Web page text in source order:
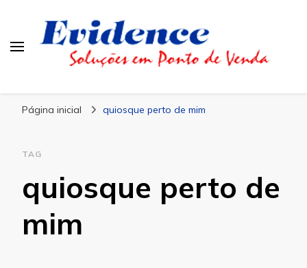
Página inicial quiosque perto de mim
TAG
quiosque perto de
mim